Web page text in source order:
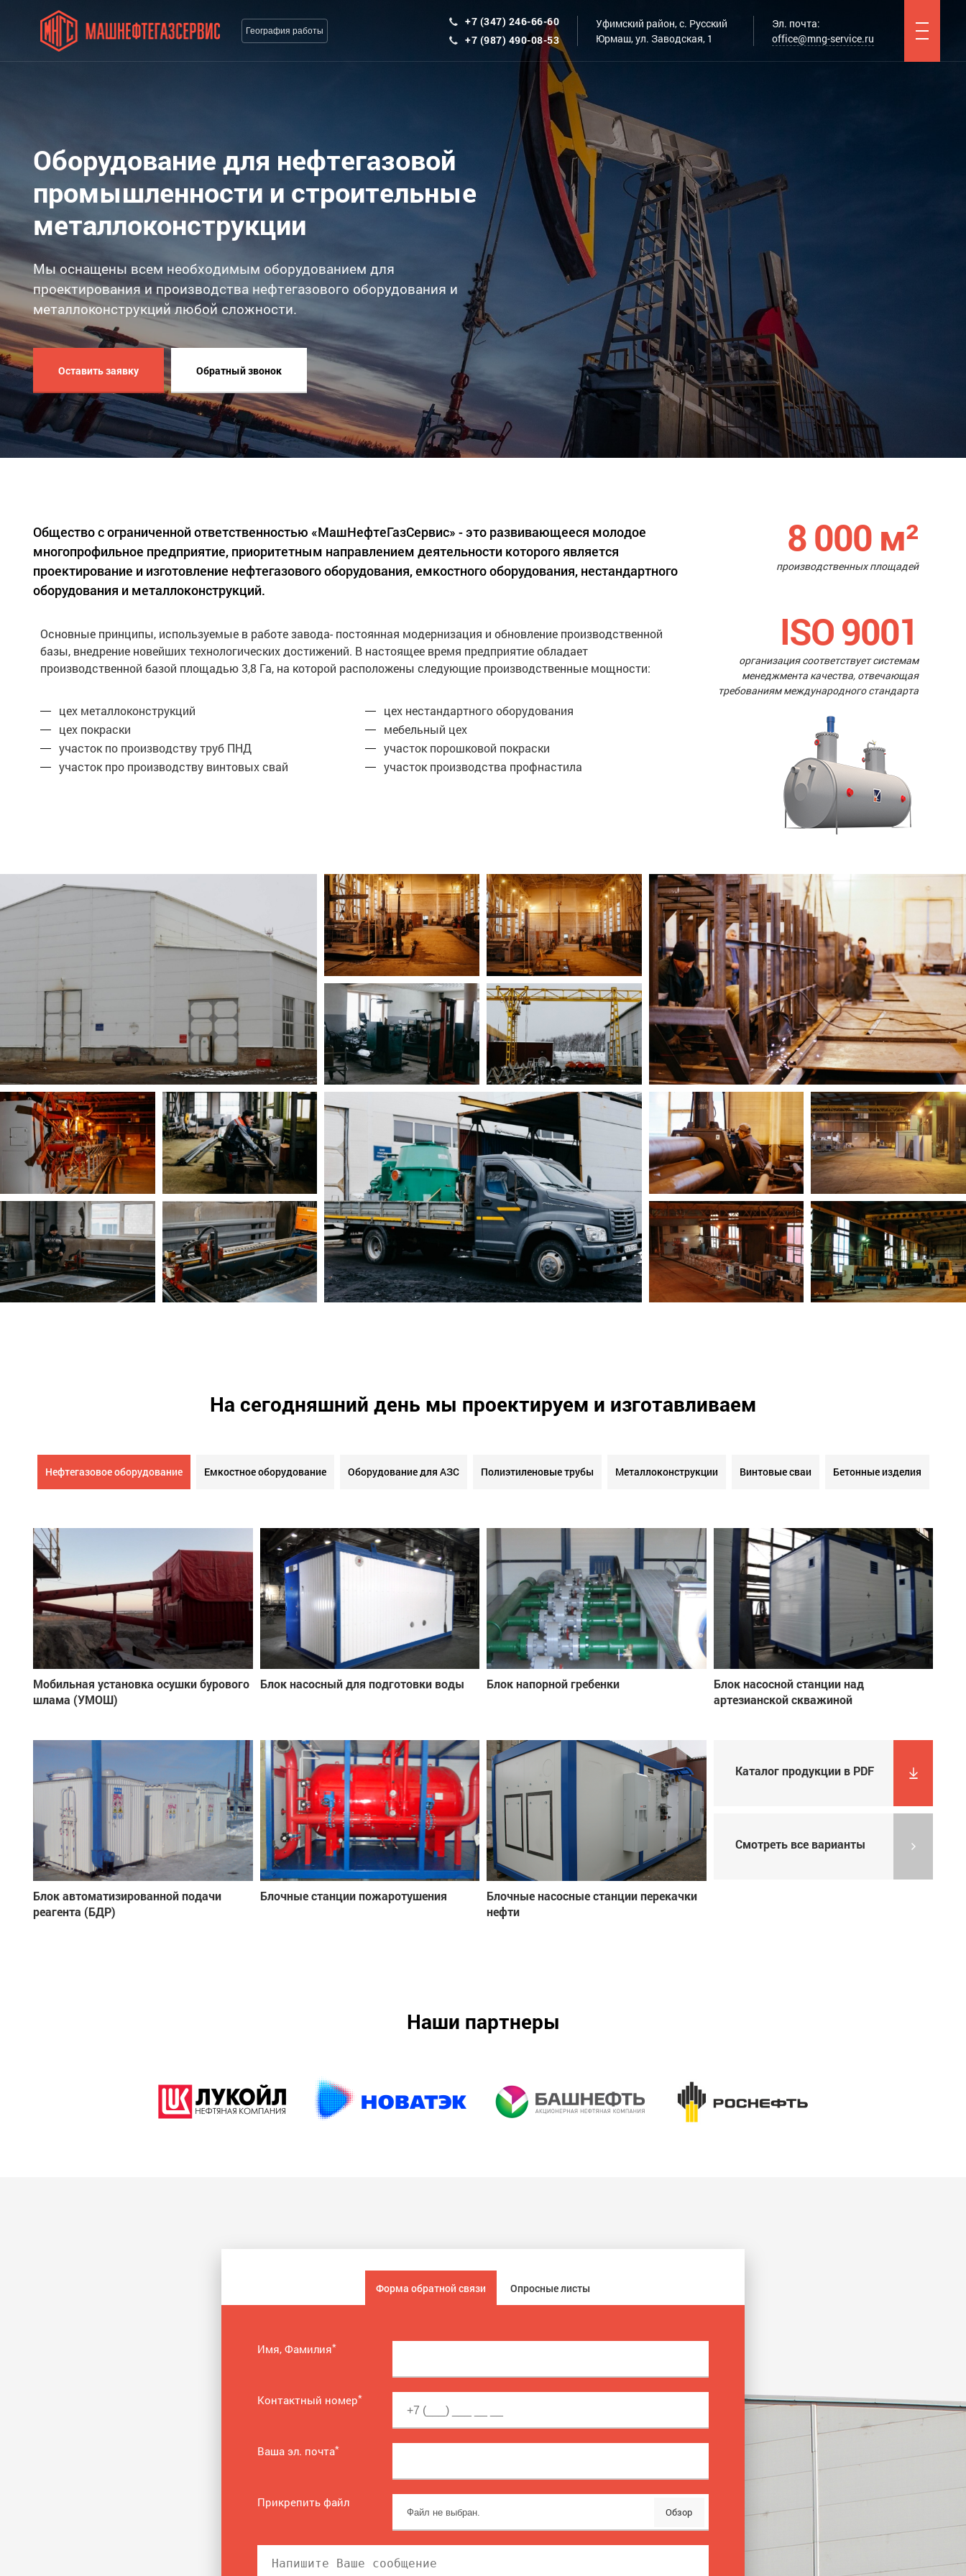
География работы
+7 (347) 246-66-60
+7 (987) 490-08-53
Уфимский район, с. Русский
Юрмаш, ул. Заводская, 1
Эл. почта:
office@mng-service.ru
Оборудование для нефтегазовой
промышленности и строительные
металлоконструкции
Мы оснащены всем необходимым оборудованием для
проектирования и производства нефтегазового оборудования и
металлоконструкций любой сложности.
Оставить заявку Обратный звонок
Общество с ограниченной ответственностью «МашНефтеГазСервис» - это развивающееся молодое
многопрофильное предприятие, приоритетным направлением деятельности которого является
проектирование и изготовление нефтегазового оборудования, емкостного оборудования, нестандартного
оборудования и металлоконструкций.
Основные принципы, используемые в работе завода- постоянная модернизация и обновление производственной
базы, внедрение новейших технологических достижений. В настоящее время предприятие обладает
производственной базой площадью 3,8 Га, на которой расположены следующие производственные мощности:
цех металлоконструкций
цех нестандартного оборудования
цех покраски
мебельный цех
участок по производству труб ПНД
участок порошковой покраски
участок про производству винтовых свай
участок производства профнастила
8 000м²
производственных площадей
ISO 9001
организация соответствует системам
менеджмента качества, отвечающая
требованиям международного стандарта
На сегодняшний день мы проектируем и изготавливаем
Нефтегазовое оборудование Емкостное оборудование Оборудование для АЗС Полиэтиленовые трубы Металлоконструкции Винтовые сваи Бетонные изделия
Мобильная установка осушки бурового
шлама (УМОШ)
Блок насосный для подготовки воды Блок напорной гребенки
Блок насосной станции над
артезианской скважиной
Блок автоматизированной подачи
реагента (БДР)
Блочные станции пожаротушения
Блочные насосные станции перекачки
нефти
Каталог продукции в PDF
Смотреть все варианты
Наши партнеры
Форма обратной связи Опросные листы
Имя, Фамилия*
Контактный номер*
Ваша эл. почта*
Прикрепить файл
Обзор